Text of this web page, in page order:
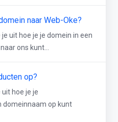
naar Web-Oke?
uit hoe je je domein in een
ons kunt...
op?
uit hoe je je
domeinnaam op kunt